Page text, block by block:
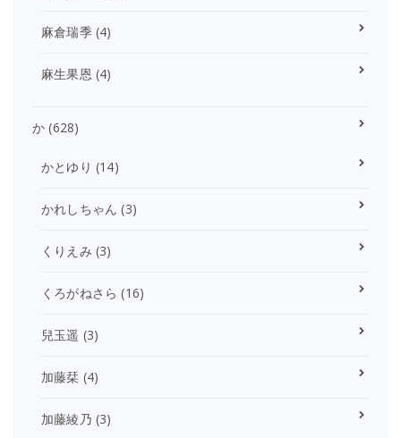
麻倉瑞季(4)
麻生果恩 (4)
か (628)
かとゆり (14)
かれしちゃん (3)
くりえみ (3)
くろがねさら (16)
兒玉遥 (3)
加藤栞 (4)
加藤綾乃 (3)